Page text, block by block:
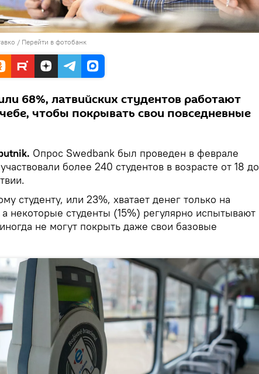
/ Перейти в фотобанк
68%, латвийских студентов работают
чтобы покрывать свои повседневные
Опрос Swedbank был проведен в феврале
более 240 студентов в возрасте от 18 до
студенту, или 23%, хватает денег только на
некоторые студенты (15%) регулярно испытывают
не могут покрыть даже свои базовые